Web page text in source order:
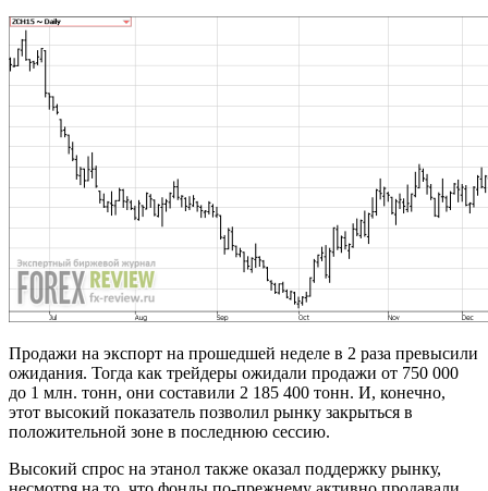
Продажи на экспорт на прошедшей неделе в 2 раза превысили
ожидания. Тогда как трейдеры ожидали продажи от 750 000
до 1 млн. тонн, они составили 2 185 400 тонн. И, конечно,
этот высокий показатель позволил рынку закрыться в
положительной зоне в последнюю сессию.
Высокий спрос на этанол также оказал поддержку рынку,